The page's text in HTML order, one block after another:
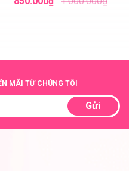
MÃI TỪ CHÚNG TÔI
Gửi